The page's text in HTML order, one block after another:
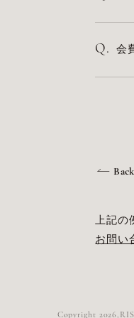
Q. 会
Back
上記
お問い
Copyright